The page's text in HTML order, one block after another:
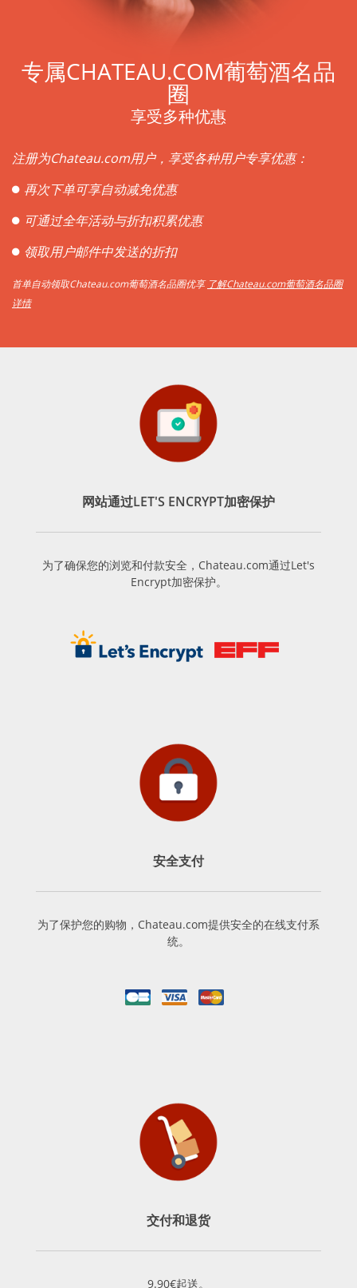
专属CHATEAU.COM葡萄酒名品
圈
享受多种优惠
注册为Chateau.com用户，享受各种用户专享优惠：
再次下单可享自动减免优惠
可通过全年活动与折扣积累优惠
领取用户邮件中发送的折扣
首单自动领取Chateau.com葡萄酒名品圈优享 了解Chateau.com葡萄酒名品圈
详情
网站通过LET'S ENCRYPT加密保护
为了确保您的浏览和付款安全，Chateau.com通过Let's
Encrypt加密保护。
安全支付
为了保护您的购物，Chateau.com提供安全的在线支付系
统。
交付和退货
9.90€起送。